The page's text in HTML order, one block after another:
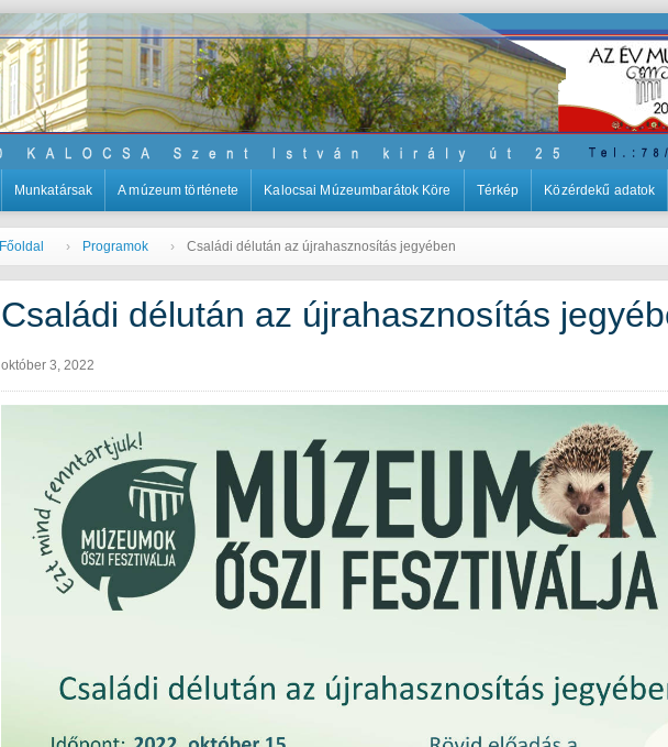
Munkatársak A múzeum története Kalocsai Múzeumbarátok Köre Térkép Közérdekű adatok
Főoldal Programok Családi délután az újrahasznosítás jegyében
Családi délután az újrahasznosítás
október 3, 2022